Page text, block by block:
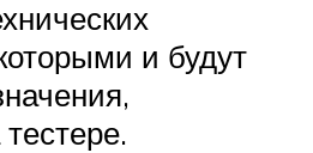
и будут